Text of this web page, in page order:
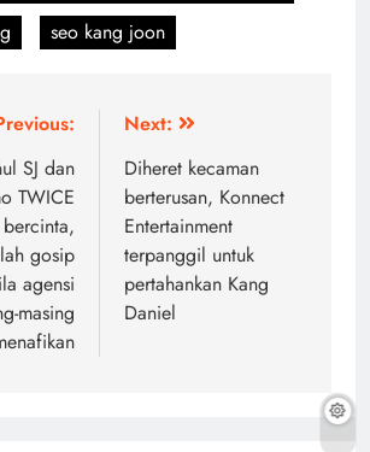
seo kang joon
SJ dan
TWICE
gosip
agensi
masing
Next:
Diheret kecaman
berterusan, Konnect
Entertainment
terpanggil untuk
pertahankan Kang
Daniel